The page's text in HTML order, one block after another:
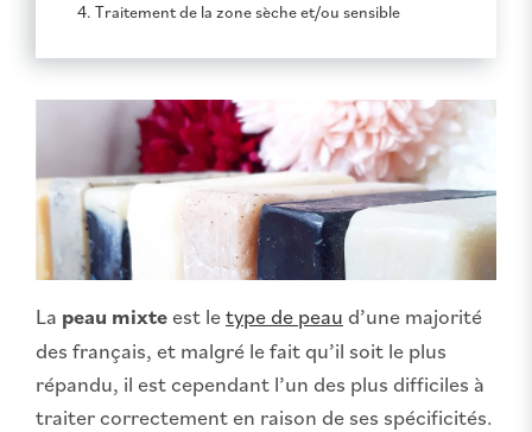
4. Traitement de la zone sèche et/ou sensible
La peau mixteest letype de peau d’une majorité
des français, et malgré le fait qu’il soit le plus
répandu, il est cependant l’un des plus difficiles à
traiter correctement en raison de ses spécificités.